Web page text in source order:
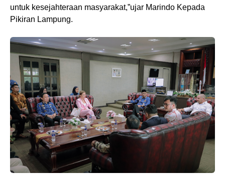
untuk kesejahteraan masyarakat,”ujar Marindo Kepada
Pikiran Lampung.